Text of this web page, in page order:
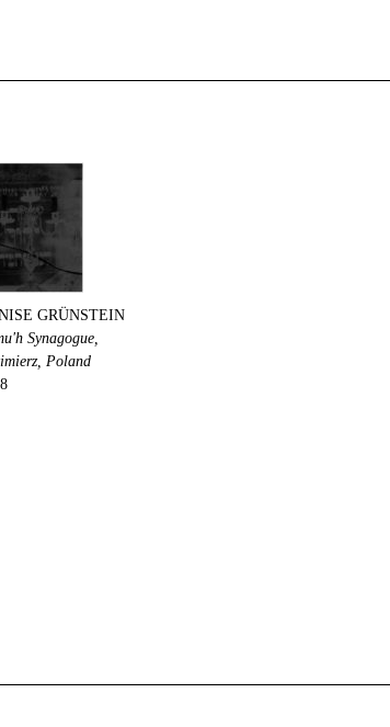
GRÜNSTEIN
Synagogue,
Poland